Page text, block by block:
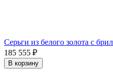
Серьги из белого золота с
185 555 ₽
В корзину